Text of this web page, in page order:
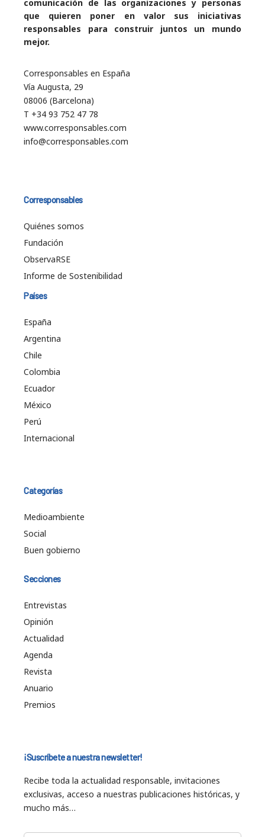
comunicación de las organizaciones y personas
que quieren poner en valor sus iniciativas
responsables para construir juntos un mundo
mejor.
Corresponsables en España
Vía Augusta, 29
08006 (Barcelona)
T +34 93 752 47 78
www.corresponsables.com
info@corresponsables.com
Corresponsables
Quiénes somos
Fundación
ObservaRSE
Informe de Sostenibilidad
Países
España
Argentina
Chile
Colombia
Ecuador
México
Perú
Internacional
Categorías
Medioambiente
Social
Buen gobierno
Secciones
Entrevistas
Opinión
Actualidad
Agenda
Revista
Anuario
Premios
¡Suscríbete a nuestra newsletter!
Recibe toda la actualidad responsable, invitaciones
exclusivas, acceso a nuestras publicaciones históricas, y
mucho más…